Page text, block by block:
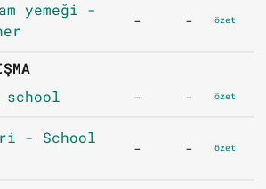
yemeği -
- - özet
- - özet
- School
- - özet